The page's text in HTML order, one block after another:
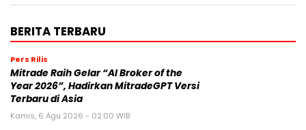
BERITA TERBARU
Pers Rilis
Mitrade Raih Gelar “AI Broker of the
Year 2026”, Hadirkan MitradeGPT Versi
Terbaru di Asia
Kamis, 6 Agu 2026 - 02:00 WIB